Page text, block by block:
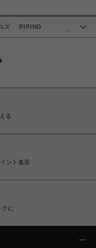
ズ PIPING
る
ント進呈
クに